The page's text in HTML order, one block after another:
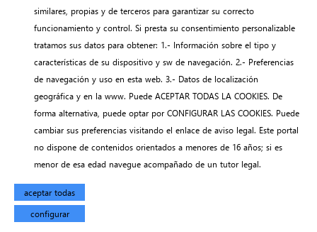
similares, propias y de terceros para garantizar su correcto
funcionamiento y control. Si presta su consentimiento personalizable
tratamos sus datos para obtener: 1.- Información sobre el tipo y
características de su dispositivo y sw de navegación. 2.- Preferencias
de navegación y uso en esta web. 3.- Datos de localización
geográfica y en la www. Puede ACEPTAR TODAS LA COOKIES. De
forma alternativa, puede optar por CONFIGURAR LAS COOKIES. Puede
cambiar sus preferencias visitando el enlace de aviso legal. Este portal
no dispone de contenidos orientados a menores de 16 años; si es
menor de esa edad navegue acompañado de un tutor legal.
aceptar todas
configurar